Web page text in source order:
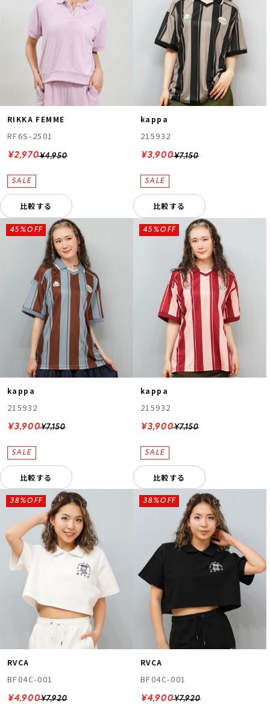
RIKKA FEMME
RF6S-2501
¥4,950
¥2,970
比較する
kappa
215932
¥7,150
¥3,900
比較する
kappa
215932
¥7,150
45%OFF
¥3,900
比較する
kappa
215932
¥7,150
45%OFF
¥3,900
比較する
RVCA
BF04C-001
¥7,920
38%OFF
¥4,900
RVCA
BF04C-001
¥7,920
38%OFF
¥4,900